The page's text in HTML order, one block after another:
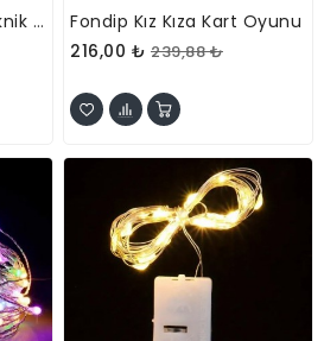
Mini Scout - En İyi Teknik Direktör Sen Misin? Eğlenceli Kart Oyunu
Fondip Kız Kıza Kart Oyunu
216,00 ₺ 239,88 ₺